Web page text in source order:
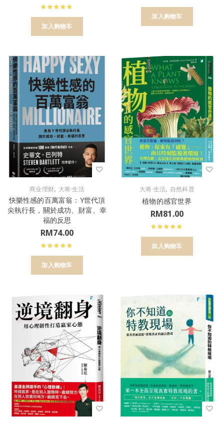
加入购物车
加入购物车
商业理财, 大将·生活
快樂性感的百萬富翁：Y世代頂
尖執行長，關於成功、財富、幸
福的反思
RM74.00
加入购物车
大将·生活, 自然科普
植物的感官世界
RM81.00
加入购物车